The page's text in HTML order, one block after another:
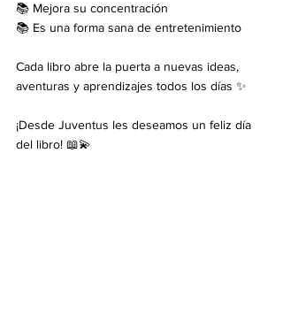
📚 Mejora su concentración
📚 Es una forma sana de entretenimiento
Cada libro abre la puerta a nuevas ideas,
aventuras y aprendizajes todos los días ✨
¡Desde Juventus les deseamos un feliz día
del libro! 📖💫